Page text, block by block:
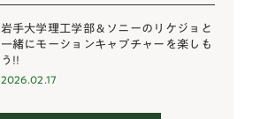
岩手大学理工学部＆ソニーのリケジョと
一緒にモーションキャプチャーを楽しも
う!!
2026.02.17